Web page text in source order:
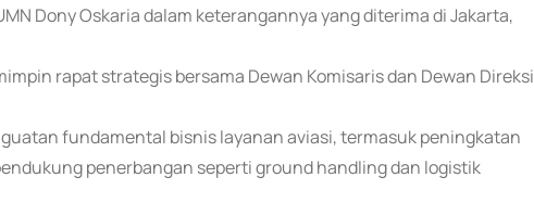
Dony Oskaria dalam keterangannya yang diterima di Jakarta,
rapat strategis bersama Dewan Komisaris dan Dewan Direksi
fundamental bisnis layanan aviasi, termasuk peningkatan
penerbangan seperti ground handling dan logistik